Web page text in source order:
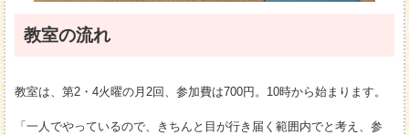
教室の流れ
教室は、第2・4火曜の月2回、参加費は700円。10時から始まります。
「一人でやっているので、きちんと目が行き届く範囲内でと考え、参